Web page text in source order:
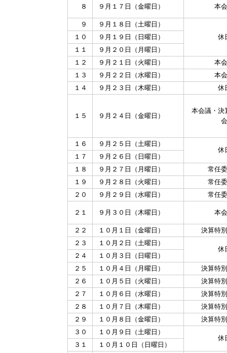
８ ９月１７日（金曜日） 本
９
９月１８日（土曜日）
休
１０
９月１９日（日曜日）
１１
９月２０日（月曜日）
１２
９月２１日（火曜日）
本
１３
９月２２日（水曜日）
本
１４
９月２３日（木曜日） 休
１５ ９月２４日（金曜日）
本会議・決
１６
９月２５日（土曜日）
休
１７
９月２６日（日曜日）
１８
９月２７日（月曜日）
常任
１９
９月２８日（火曜日）
常任
２０
９月２９日（水曜日） 常任
２１ ９月３０日（木曜日） 本
２２ １０月１日（金曜日）
決算特
２３
１０月２日（土曜日）
休
２４
１０月３日（日曜日）
２５
１０月４日（月曜日）
決算特
２６
１０月５日（火曜日）
決算特
２７
１０月６日（水曜日）
決算特
２８
１０月７日（木曜日）
決算特
２９
１０月８日（金曜日）
決算特
３０
１０月９日（土曜日）
休
３１
１０月１０日（日曜日）